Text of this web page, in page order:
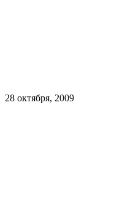
28 октября, 2009